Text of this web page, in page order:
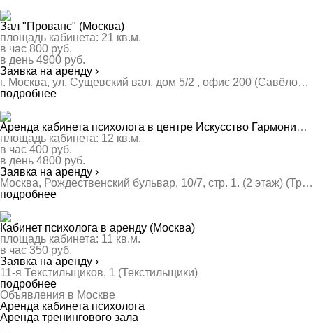
Зал "Прованс" (Москва)
площадь кабинета: 21 кв.м.
в час 800 руб.
в день 4900 руб.
Заявка на аренду ›
г. Москва, ул. Сущевский вал, дом 5/2 , офис 200 (Савёловская)
подробнее
Аренда кабинета психолога в центре Искусство Гармонии (Москва)
площадь кабинета: 12 кв.м.
в час 400 руб.
в день 4800 руб.
Заявка на аренду ›
Москва, Рождественский бульвар, 10/7, стр. 1. (2 этаж) (Трубная, Цветной бульвар)
подробнее
Кабинет психолога в аренду (Москва)
площадь кабинета: 11 кв.м.
в час 350 руб.
Заявка на аренду ›
11-я Текстильщиков, 1 (Текстильщики)
подробнее
Объявления в Москве
Аренда кабинета психолога
Аренда тренингового зала